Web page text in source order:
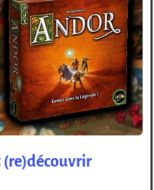
(re)découvrir